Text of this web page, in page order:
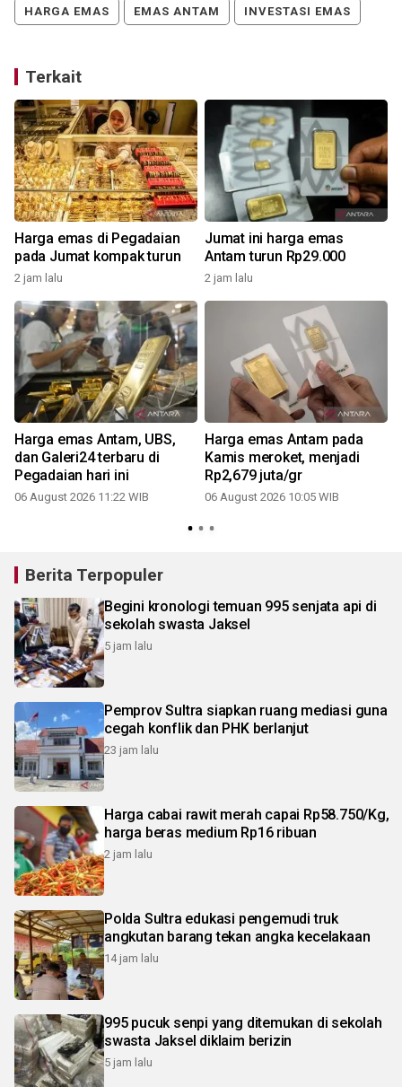
HARGA EMAS EMAS ANTAM INVESTASI EMAS
Terkait
Harga emas di Pegadaian
pada Jumat kompak turun
2 jam lalu
Jumat ini harga emas
Antam turun Rp29.000
2 jam lalu
Harga emas Antam, UBS,
dan Galeri24 terbaru di
Pegadaian hari ini
06 August 2026 11:22 WIB
Harga emas Antam pada
Kamis meroket, menjadi
Rp2,679 juta/gr
06 August 2026 10:05 WIB
Berita Terpopuler
Begini kronologi temuan 995 senjata api di
sekolah swasta Jaksel
5 jam lalu
Pemprov Sultra siapkan ruang mediasi guna
cegah konflik dan PHK berlanjut
23 jam lalu
Harga cabai rawit merah capai Rp58.750/Kg,
harga beras medium Rp16 ribuan
2 jam lalu
Polda Sultra edukasi pengemudi truk
angkutan barang tekan angka kecelakaan
14 jam lalu
995 pucuk senpi yang ditemukan di sekolah
swasta Jaksel diklaim berizin
5 jam lalu